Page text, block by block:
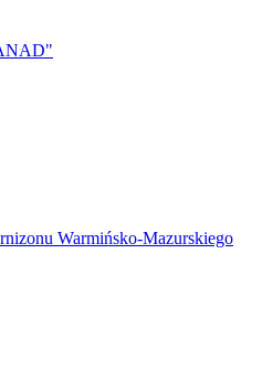
Warmińsko-Mazurskiego